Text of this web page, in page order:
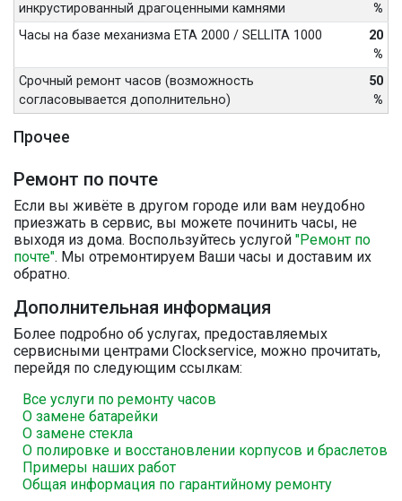
инкрустированный драгоценными камнями
%
Часы на базе механизма ETA 2000 / SELLITA 1000
20
%
Срочный ремонт часов (возможность
согласовывается дополнительно)
50
%
Прочее
Ремонт по почте
Если вы живёте в другом городе или вам неудобно
приезжать в сервис, вы можете починить часы, не
выходя из дома. Воспользуйтесь услугой "Ремонт по
почте". Мы отремонтируем Ваши часы и доставим их
обратно.
Дополнительная информация
Более подробно об услугах, предоставляемых
сервисными центрами Clockservice, можно прочитать,
перейдя по следующим ссылкам:
Все услуги по ремонту часов
О замене батарейки
О замене стекла
О полировке и восстановлении корпусов и браслетов
Примеры наших работ
Общая информация по гарантийному ремонту